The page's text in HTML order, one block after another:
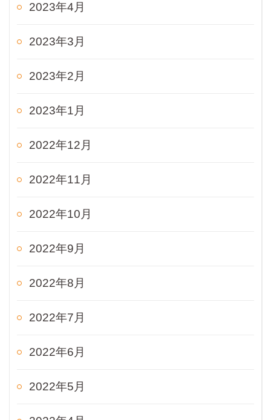
2023年4月
2023年3月
2023年2月
2023年1月
2022年12月
2022年11月
2022年10月
2022年9月
2022年8月
2022年7月
2022年6月
2022年5月